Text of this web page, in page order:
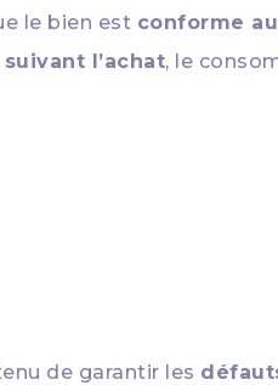
le bien est conforme
suivant l’achat, le
de garantir les